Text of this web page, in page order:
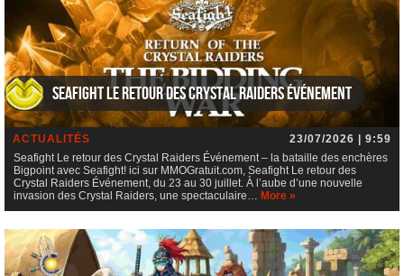
Seafight Le retour des Crystal Raiders Événement
ACTUALITÉS
23/07/2026 | 9:59
Seafight Le retour des Crystal Raiders Événement – la bataille des enchères
Bigpoint avec Seafight! ici sur MMOGratuit.com, Seafight Le retour des
Crystal Raiders Événement, du 23 au 30 juillet. À l’aube d’une nouvelle
invasion des Crystal Raiders, une spectaculaire… More »